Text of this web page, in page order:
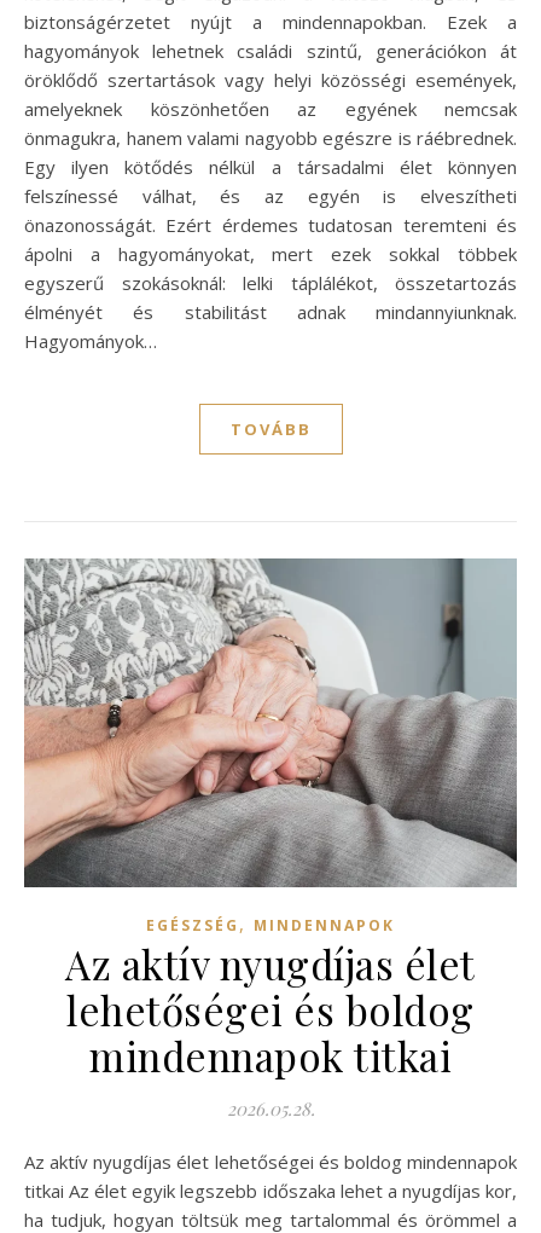
biztonságérzetet nyújt a mindennapokban. Ezek a
hagyományok lehetnek családi szintű, generációkon át
öröklődő szertartások vagy helyi közösségi események,
amelyeknek köszönhetően az egyének nemcsak
önmagukra, hanem valami nagyobb egészre is ráébrednek.
Egy ilyen kötődés nélkül a társadalmi élet könnyen
felszínessé válhat, és az egyén is elveszítheti
önazonosságát. Ezért érdemes tudatosan teremteni és
ápolni a hagyományokat, mert ezek sokkal többek
egyszerű szokásoknál: lelki táplálékot, összetartozás
élményét és stabilitást adnak mindannyiunknak.
Hagyományok…
TOVÁBB
EGÉSZSÉG , MINDENNAPOK
Az aktív nyugdíjas élet
lehetőségei és boldog
mindennapok titkai
2026.05.28.
Az aktív nyugdíjas élet lehetőségei és boldog mindennapok
titkai Az élet egyik legszebb időszaka lehet a nyugdíjas kor,
ha tudjuk, hogyan töltsük meg tartalommal és örömmel a